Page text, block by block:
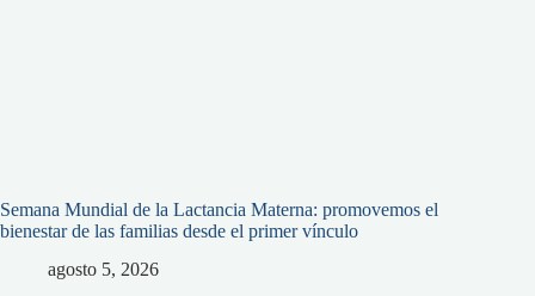
Semana Mundial de la Lactancia Materna: promovemos el
bienestar de las familias desde el primer vínculo
agosto 5, 2026